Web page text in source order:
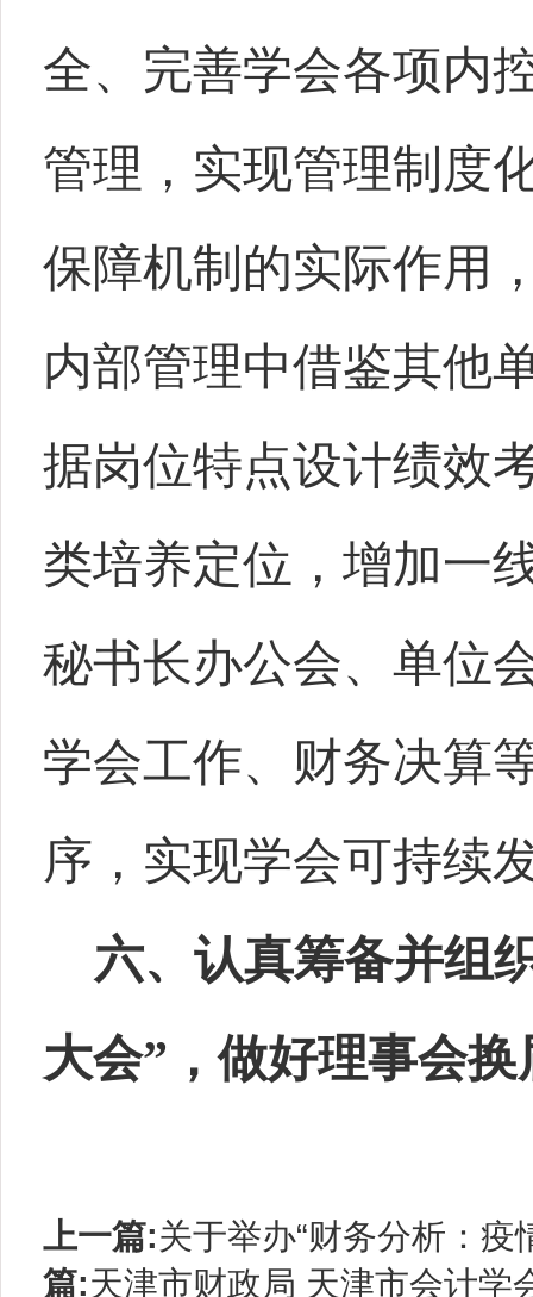
全、完善学会各项内
管理，实现管理制度
保障机制的实际作用
内部管理中借鉴其他
据岗位特点设计绩效
类培养定位，增加一
秘书长办公会、单位
学会工作、财务决算
序，实现学会可持续
六、认真筹备并组
大会”，做好理事会
上一篇:关于举办“财务分析：
篇:天津市财政局 天津市会计学